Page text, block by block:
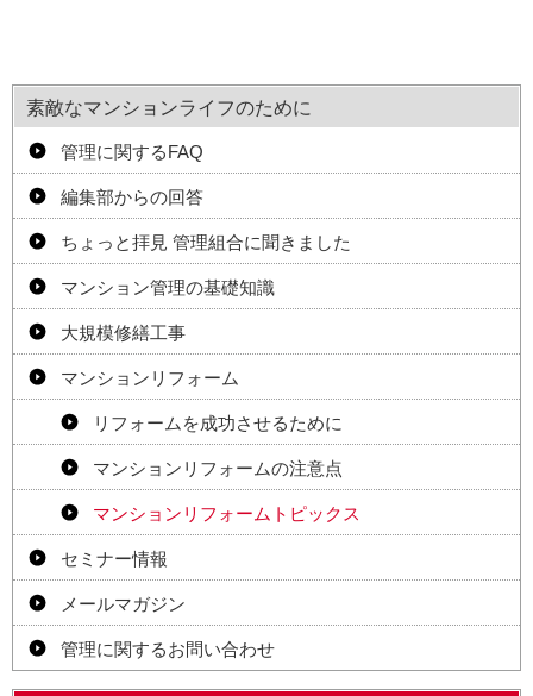
素敵なマンションライフのために
管理に関するFAQ
編集部からの回答
ちょっと拝見 管理組合に聞きました
マンション管理の基礎知識
大規模修繕工事
マンションリフォーム
リフォームを成功させるために
マンションリフォームの注意点
マンションリフォームトピックス
セミナー情報
メールマガジン
管理に関するお問い合わせ